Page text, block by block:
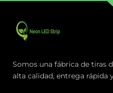
Somos una fábrica de tiras
alta calidad, entrega rápida